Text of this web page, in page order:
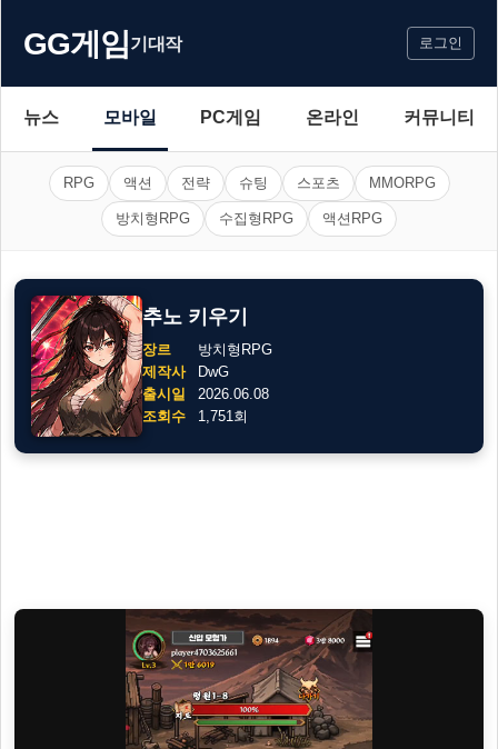
GG게임기대작 로그인
뉴스 모바일 PC게임 온라인 커뮤니티
RPG 액션 전략 슈팅 스포츠 MMORPG
방치형RPG 수집형RPG 액션RPG
추노 키우기
장르
방치형RPG
제작사
DwG
출시일
2026.06.08
조회수
1,751회